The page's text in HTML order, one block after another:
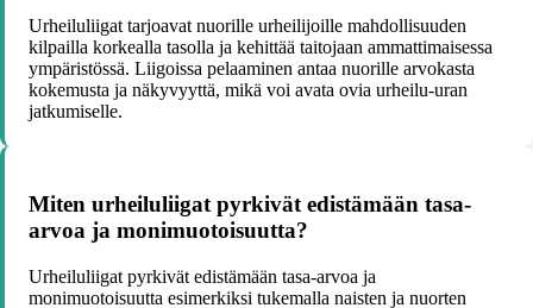
Urheiluliigat tarjoavat nuorille urheilijoille mahdollisuuden
kilpailla korkealla tasolla ja kehittää taitojaan ammattimaisessa
ympäristössä. Liigoissa pelaaminen antaa nuorille arvokasta
kokemusta ja näkyvyyttä, mikä voi avata ovia urheilu-uran
jatkumiselle.
Miten urheiluliigat pyrkivät edistämään tasa-
arvoa ja monimuotoisuutta?
Urheiluliigat pyrkivät edistämään tasa-arvoa ja
monimuotoisuutta esimerkiksi tukemalla naisten ja nuorten